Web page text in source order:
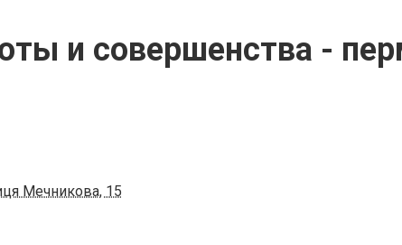
и совершенства -
Мечникова, 15